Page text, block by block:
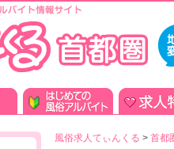
風俗求人てぃんくる > 首都